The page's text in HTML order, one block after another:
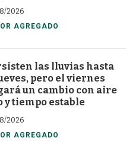
2026
AGREGADO
las lluvias hasta
pero el viernes
un cambio con aire
y tiempo estable
2026
AGREGADO